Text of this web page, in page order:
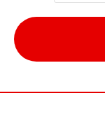
Alternative: